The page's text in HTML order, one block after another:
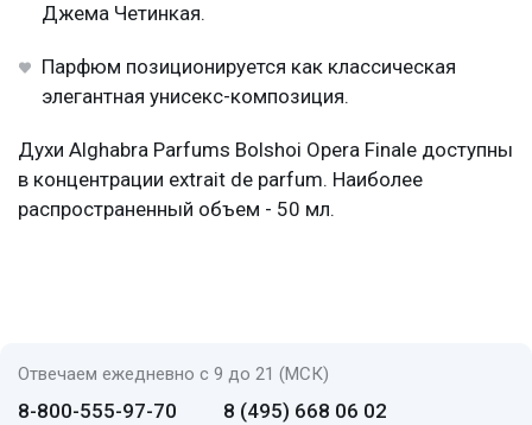
Джема Четинкая.
Парфюм позиционируется как классическая
элегантная унисекс-композиция.
Духи Alghabra Parfums Bolshoi Opera Finale доступны
в концентрации extrait de parfum. Наиболее
распространенный объем - 50 мл.
Отвечаем ежедневно с 9 до 21 (МСК)
8-800-555-97-70 8 (495) 668 06 02